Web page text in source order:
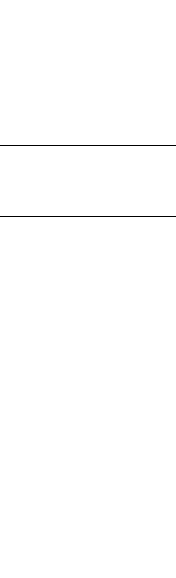
生きている人
五つお話し